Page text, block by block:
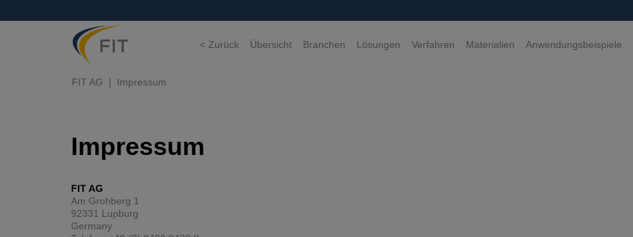
< Zurück Übersicht Branchen Lösungen Verfahren Materialien Anwendungsbeispiele
FIT AG Impressum
Impressum
FIT AG
Am Grohberg 1
92331 Lupburg
Germany